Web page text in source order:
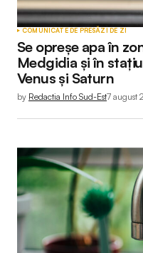
COMUNICATE DE PRESĂZI DE ZI
Se opreșe apa în
Medgidia și în
Venus și Saturn
by Redactia Info Sud-Est7 august